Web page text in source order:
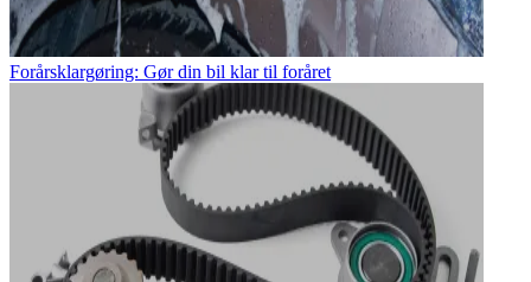
Forårsklargøring: Gør din bil klar til foråret